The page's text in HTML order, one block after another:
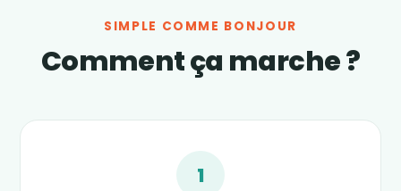
SIMPLE COMME BONJOUR
Comment ça marche ?
1